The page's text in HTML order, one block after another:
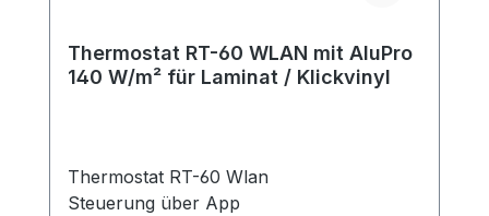
Thermostat RT-60 WLAN mit AluPro
140 W/m² für Laminat / Klickvinyl
Thermostat RT-60 Wlan
Steuerung über App